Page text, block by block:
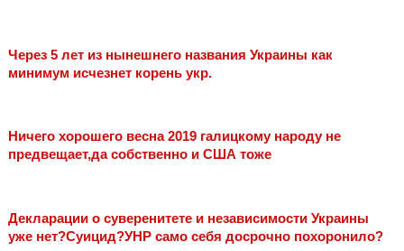
Через 5 лет из нынешнего названия Украины как
минимум исчезнет корень укр.
Ничего хорошего весна 2019 галицкому народу не
предвещает,да собственно и США тоже
Декларации о суверенитете и независимости Украины
уже нет?Суицид?УНР само себя досрочно похоронило?